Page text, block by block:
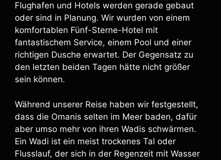
Flughafen und Hotels werden gerade gebaut
oder sind in Planung. Wir wurden von einem
komfortablen Fünf-Sterne-Hotel mit
fantastischem Service, einem Pool und einer
richtigen Dusche erwartet. Der Gegensatz zu
den letzten beiden Tagen hätte nicht größer
sein können.
Während unserer Reise haben wir festgestellt,
dass die Omanis selten im Meer baden, dafür
aber umso mehr von ihren Wadis schwärmen.
Ein Wadi ist ein meist trockenes Tal oder
Flusslauf, der sich in der Regenzeit mit Wasser